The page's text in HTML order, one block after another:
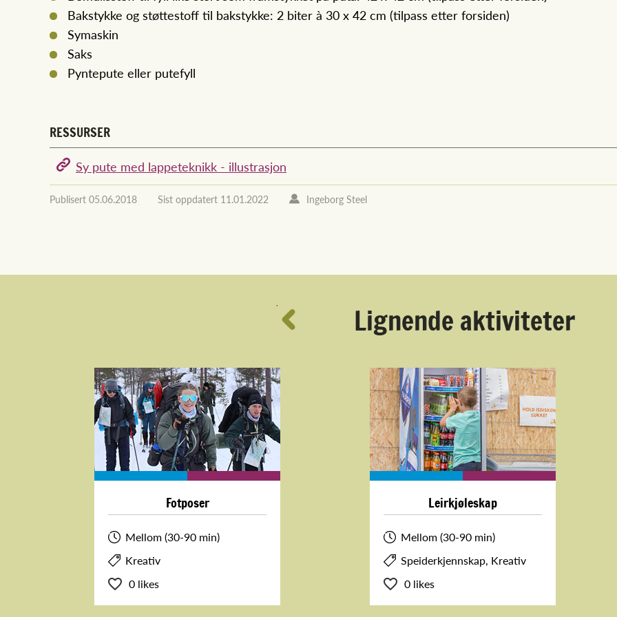
Bakstykke og støttestoff til bakstykke: 2 biter à 30 x 42 cm (tilpass etter forsiden)
Symaskin
Saks
Pyntepute eller putefyll
RESSURSER
Sy pute med lappeteknikk - illustrasjon
Publisert 05.06.2018 Sist oppdatert 11.01.2022 Ingeborg Steel
´ Lignende aktiviteter
Fotposer
Mellom (30-90 min)
Kreativ
0 likes
Leirkjøleskap
Mellom (30-90 min)
Speiderkjennskap, Kreativ
0 likes